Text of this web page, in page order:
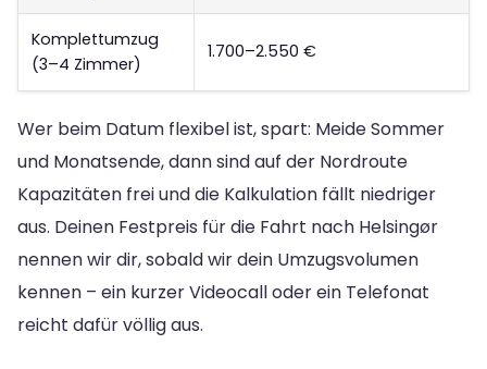
Komplettumzug
(3–4 Zimmer)
1.700–2.550 €
Wer beim Datum flexibel ist, spart: Meide Sommer
und Monatsende, dann sind auf der Nordroute
Kapazitäten frei und die Kalkulation fällt niedriger
aus. Deinen Festpreis für die Fahrt nach Helsingør
nennen wir dir, sobald wir dein Umzugsvolumen
kennen – ein kurzer Videocall oder ein Telefonat
reicht dafür völlig aus.